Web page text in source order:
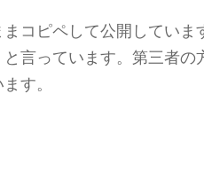
コピペして公開してい
言っています。第三者
す。